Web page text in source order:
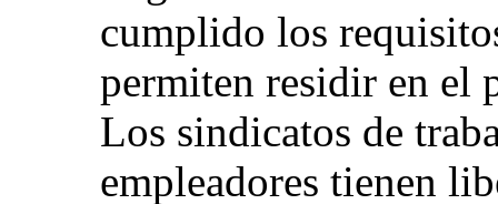
cumplido los
permiten residir en el
Los sindicatos de
empleadores tienen